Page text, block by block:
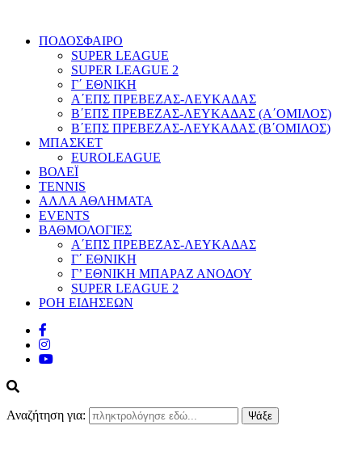
ΠΟΔΟΣΦΑΙΡΟ
SUPER LEAGUE
SUPER LEAGUE 2
Γ΄ ΕΘΝΙΚΗ
Α΄ΕΠΣ ΠΡΕΒΕΖΑΣ-ΛΕΥΚΑΔΑΣ
Β΄ΕΠΣ ΠΡΕΒΕΖΑΣ-ΛΕΥΚΑΔΑΣ (Α΄ΟΜΙΛΟΣ)
Β΄ΕΠΣ ΠΡΕΒΕΖΑΣ-ΛΕΥΚΑΔΑΣ (Β΄ΟΜΙΛΟΣ)
ΜΠΑΣΚΕΤ
EUROLEAGUE
ΒΟΛΕΪ
TENNIS
ΑΛΛΑ ΑΘΛΗΜΑΤΑ
EVENTS
ΒΑΘΜΟΛΟΓΙΕΣ
Α΄ΕΠΣ ΠΡΕΒΕΖΑΣ-ΛΕΥΚΑΔΑΣ
Γ΄ ΕΘΝΙΚΗ
Γ’ ΕΘΝΙΚΗ ΜΠΑΡΑΖ ΑΝΟΔΟΥ
SUPER LEAGUE 2
ΡΟΗ ΕΙΔΗΣΕΩΝ
Αναζήτηση για: